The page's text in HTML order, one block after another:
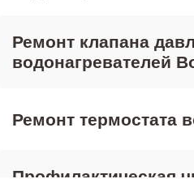
Ремонт клапана
водонагревателей
Ремонт термостата
Профилактическая